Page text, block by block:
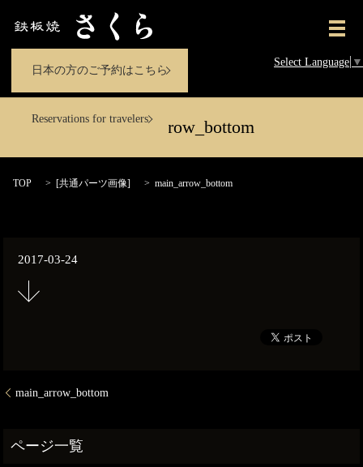
Select Language ▼
日本の方のご予約はこちら
Reservations for travelers
メ
main_arrow_bottom
TOP [共通パーツ画像] main_arrow_bottom
2017-03-24
main_arrow_bottom